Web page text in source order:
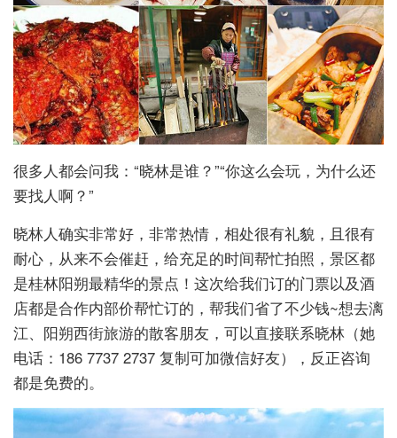
很多人都会问我：“晓林是谁？”“你这么会玩，为什么还
要找人啊？”
晓林人确实非常好，非常热情，相处很有礼貌，且很有
耐心，从来不会催赶，给充足的时间帮忙拍照，景区都
是桂林阳朔最精华的景点！这次给我们订的门票以及酒
店都是合作内部价帮忙订的，帮我们省了不少钱~想去漓
江、阳朔西街旅游的散客朋友，可以直接联系晓林（她
电话：186 7737 2737 复制可加微信好友），反正咨询
都是免费的。